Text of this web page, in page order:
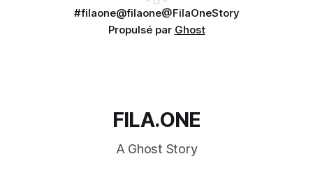
#filaone@filaone@FilaOneStory
Propulsé par Ghost
FILA.ONE
A Ghost Story